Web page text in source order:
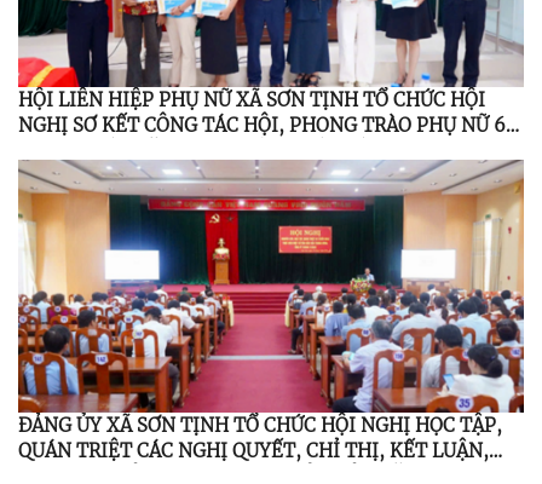
HỘI LIÊN HIỆP PHỤ NỮ XÃ SƠN TỊNH TỔ CHỨC HỘI
NGHỊ SƠ KẾT CÔNG TÁC HỘI, PHONG TRÀO PHỤ NỮ 6
ĐOẠN 2021 – 2026
ĐẢNG ỦY XÃ SƠN TỊNH TỔ CHỨC HỘI NGHỊ HỌC TẬP,
QUÁN TRIỆT CÁC NGHỊ QUYẾT, CHỈ THỊ, KẾT LUẬN,